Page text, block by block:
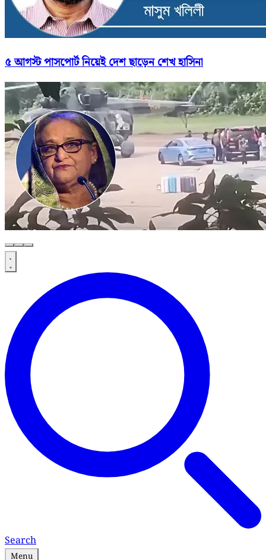
৫ আগস্ট পাসপোর্ট নিয়েই দেশ ছাড়েন শেখ হাসিনা
Search
Menu